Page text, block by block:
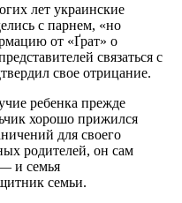
лет украинские
с парнем, «но
от «Ґрат» о
связаться с
свое отрицание.
ребенка прежде
хорошо прижился
для своего
родителей, он сам
и семья
семьи.